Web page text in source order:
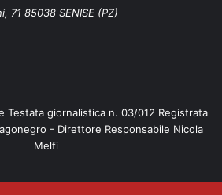
71 85038 SENISE (PZ)
Testata giornalistica n. 03/012 Registrata
- Direttore Responsabile Nicola
Melfi